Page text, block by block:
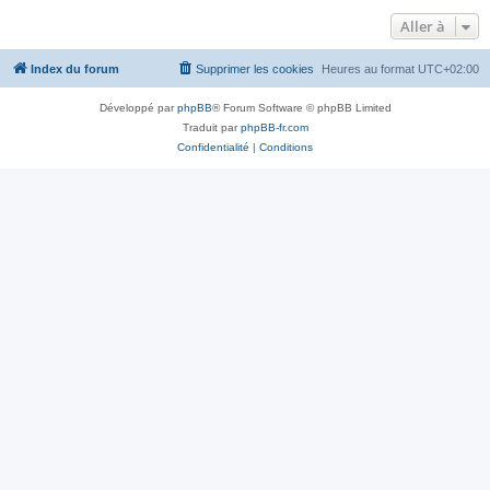
Aller à
Index du forum Heures au format UTC+02:00
Supprimer les cookies
Développé parphpBB® Forum Software © phpBB Limited
Traduit parphpBB-fr.com
Confidentialité | Conditions